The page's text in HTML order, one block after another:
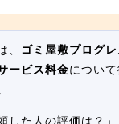
、
ゴミ屋敷プログ
ービス料金につい
した人の評価は？」